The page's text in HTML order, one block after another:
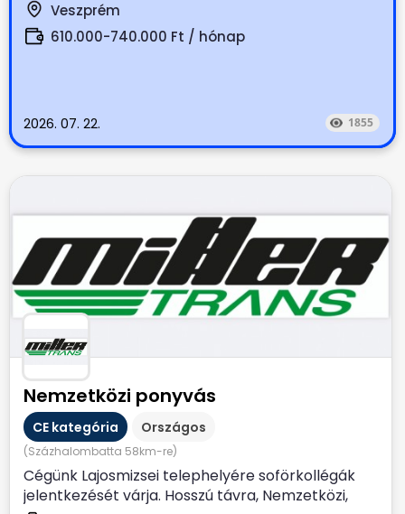
Veszprém
610.000-740.000 Ft / hónap
2026. 07. 22. 1855
Nemzetközi ponyvás
CE kategória Országos
(Százhalombatta 58km-re)
Cégünk Lajosmizsei telephelyére soförkollégák
jelentkezését várja. Hosszú távra, Nemzetközi,